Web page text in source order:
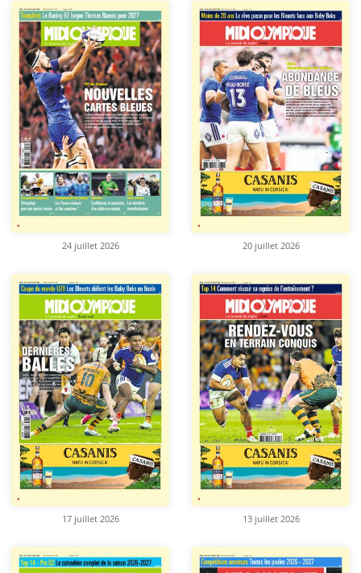
24 juillet 2026 20 juillet 2026
17 juillet 2026 13 juillet 2026